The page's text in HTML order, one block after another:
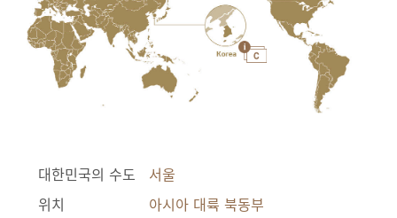
대한민국의 수도
서울
위치
아시아 대륙 북동부